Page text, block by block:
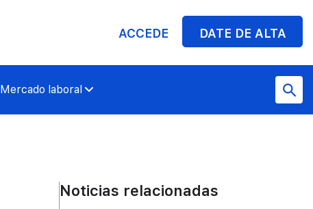
ACCEDE DATE DE ALTA
Mercado laboral
Noticias relacionadas